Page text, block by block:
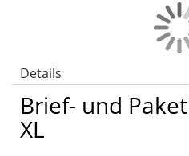
Details
Brief- und
XL